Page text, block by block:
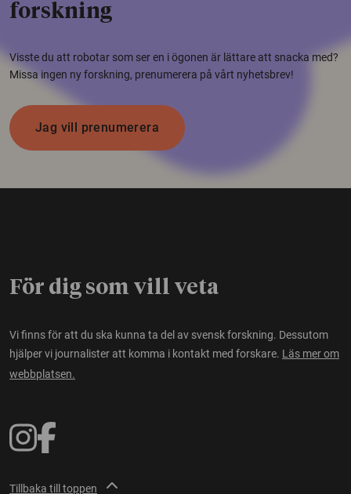
forskning
Visste du att robotar som ser en i ögonen är lättare att snacka med?
Missa ingen ny forskning, prenumerera på vårt nyhetsbrev!
Jag vill prenumerera
För dig som vill veta
Vi finns för att du ska kunna ta del av svensk forskning. Dessutom
hjälper vi journalister att komma i kontakt med forskare. Läs mer om
webbplatsen.
Tillbaka till toppen